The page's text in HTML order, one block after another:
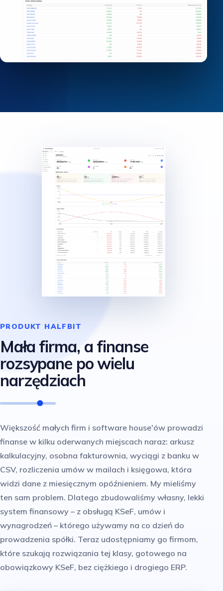
PRODUKT HALFBIT
Mała firma, a finanse
rozsypane po wielu
narzędziach
Większość małych firm i software house'ów prowadzi
finanse w kilku oderwanych miejscach naraz: arkusz
kalkulacyjny, osobna fakturownia, wyciągi z banku w
CSV, rozliczenia umów w mailach i księgowa, która
widzi dane z miesięcznym opóźnieniem. My mieliśmy
ten sam problem. Dlatego zbudowaliśmy własny, lekki
system finansowy – z obsługą KSeF, umów i
wynagrodzeń – którego używamy na co dzień do
prowadzenia spółki. Teraz udostępniamy go firmom,
które szukają rozwiązania tej klasy, gotowego na
obowiązkowy KSeF, bez ciężkiego i drogiego ERP.